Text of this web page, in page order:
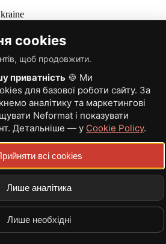
cookies
щоб продовжити.
приватність 🍪 Ми
для базової роботи сайту. За
аналітику та маркетингові
Neformat і показувати
Детальніше — у Cookie Policy.
всі cookies
Лише аналітика
Лише необхідні